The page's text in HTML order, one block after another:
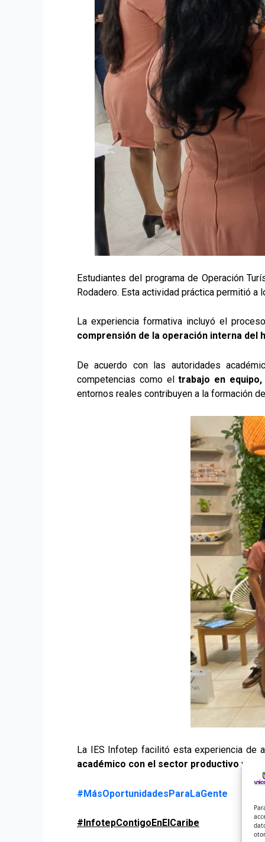
Estudiantes del programa de Operación
Rodadero. Esta actividad práctica permitió
La experiencia formativa incluyó el
comprensión de la operación interna del
De acuerdo con las autoridades
competencias como eltrabajo en
entornos reales contribuyen a la formación
La IES Infotep facilitó esta experiencia de
académico con el sector productivo y
#MásOportunidadesParaLaGente
#InfotepContigoEnElCaribe